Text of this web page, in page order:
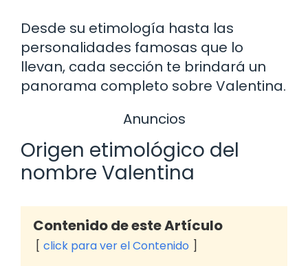
Desde su etimología hasta las
personalidades famosas que lo
llevan, cada sección te brindará un
panorama completo sobre Valentina.
Anuncios
Origen etimológico del
nombre Valentina
Contenido de este Artículo
click para ver el Contenido